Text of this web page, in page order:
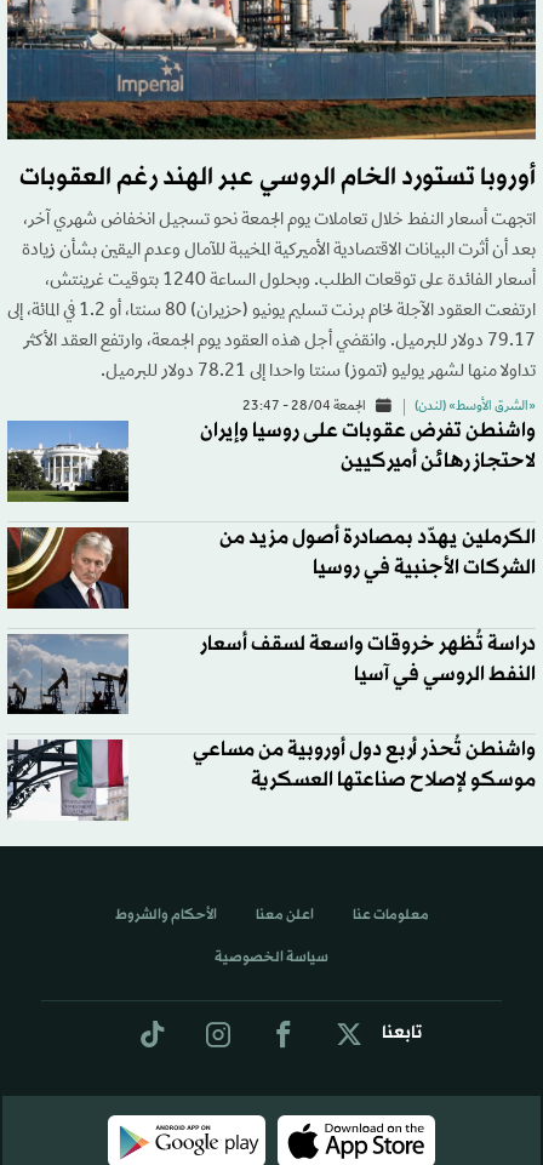
أوروبا تستورد الخام الروسي عبر الهند رغم العقوبات
اتجهت أسعار النفط خلال تعاملات يوم الجمعة نحو تسجيل انخفاض شهري آخر،
بعد أن أثرت البيانات الاقتصادية الأميركية المخيبة للآمال وعدم اليقين بشأن زيادة
أسعار الفائدة على توقعات الطلب. وبحلول الساعة 1240 بتوقيت غرينتش،
ارتفعت العقود الآجلة لخام برنت تسليم يونيو (حزيران) 80 سنتا، أو 1.2 في المائة، إلى
79.17 دولار للبرميل. وانقضي أجل هذه العقود يوم الجمعة، وارتفع العقد الأكثر
تداولا منها لشهر يوليو (تموز) سنتا واحدا إلى 78.21 دولار للبرميل.
«الشرق الأوسط» (لندن) الجمعة 28/04 - 23:47
واشنطن تفرض عقوبات على روسيا وإيران
لاحتجاز رهائن أميركيين
الكرملين يهدّد بمصادرة أصول مزيد من
الشركات الأجنبية في روسيا
دراسة تُظهر خروقات واسعة لسقف أسعار
النفط الروسي في آسيا
واشنطن تُحذر أربع دول أوروبية من مساعي
موسكو لإصلاح صناعتها العسكرية
تابعنا
معلومات عنا اعلن معنا الأحكام والشروط
سياسة الخصوصية